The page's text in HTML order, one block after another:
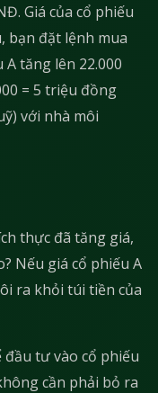
Giá của cổ phiếu
bạn đặt lệnh mua
A tăng lên 22.000
= 5 triệu đồng
với nhà môi
thực đã tăng giá,
Nếu giá cổ phiếu A
ra khỏi túi tiền của
đầu tư vào cổ phiếu
cần phải bỏ ra